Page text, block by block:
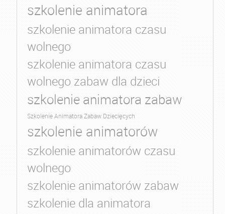
szkolenie animatora
szkolenie animatora czasu
wolnego
szkolenie animatora czasu
wolnego zabaw dla dzieci
szkolenie animatora zabaw
Szkolenie Animatora Zabaw Dziecięcych
szkolenie animatorów
szkolenie animatorów czasu
wolnego
szkolenie animatorów zabaw
szkolenie dla animatora